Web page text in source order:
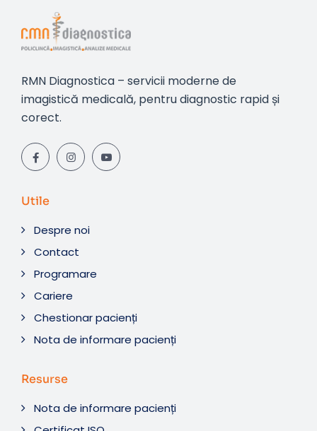
RMN Diagnostica – servicii moderne de
imagistică medicală, pentru diagnostic rapid și
corect.
Utile
Despre noi
Contact
Programare
Cariere
Chestionar pacienți
Nota de informare pacienți
Resurse
Nota de informare pacienți